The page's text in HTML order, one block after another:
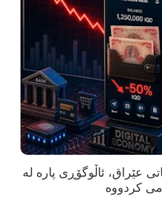
عێراق، ئاڵوگۆڕی پارە لە